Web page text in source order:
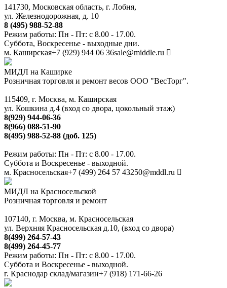
141730, Московская область, г. Лобня,
ул. Железнодорожная, д. 10
8 (495) 988-52-88
Режим работы: Пн - Пт: с 8.00 - 17.00.
Суббота, Воскресенье - выходные дни.
м. Каширская+7 (929) 944 06 36sale@middle.ru
МИДЛ на Каширке
Розничная торговля и ремонт весов ООО "ВесТорг".
115409, г. Москва, м. Каширская
ул. Кошкина д.4 (вход со двора, цокольный этаж)
8(929) 944-06-36
8(966) 088-51-90
8(495) 988-52-88 (доб. 125)
Режим работы: Пн - Пт: с 8.00 - 17.00.
Суббота и Воскресенье - выходной.
м. Красносельская+7 (499) 264 57 43250@mddl.ru
МИДЛ на Красносельской
Розничная торговля и ремонт
107140, г. Москва, м. Красносельская
ул. Верхняя Красносельская д.10, (вход со двора)
8(499) 264-57-43
8(499) 264-45-77
Режим работы: Пн - Пт: с 8.00 - 17.00.
Суббота и Воскресенье - выходной.
г. Краснодар склад/магазин+7 (918) 171-66-26